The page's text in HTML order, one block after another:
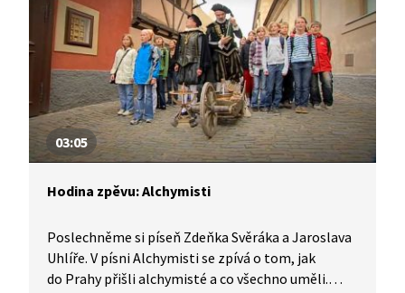
03:05
Hodina zpěvu: Alchymisti
Poslechněme si píseň Zdeňka Svěráka a Jaroslava
Uhlíře. V písni Alchymisti se zpívá o tom, jak
do Prahy přišli alchymisté a co všechno uměli.